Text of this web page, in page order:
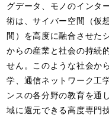
グデータ、モノのインタ
術は、サイバー空間（仮
間）を高度に融合させた
からの産業と社会の持続
せん。このような社会か
学、通信ネットワーク工
ンスの各分野の教育を通
域に還元できる高度専門